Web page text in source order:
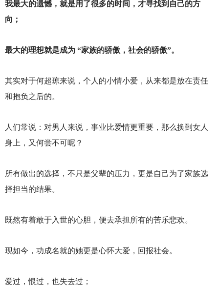
我最大的遗憾，就是用了很多的时间，才寻找到自己的方
向；
最大的理想就是成为 “家族的骄傲，社会的骄傲”。
其实对于何超琼来说，个人的小情小爱，从来都是放在责任
和抱负之后的。
人们常说：对男人来说，事业比爱情更重要，那么换到女人
身上，又何尝不可呢？
所有做出的选择，不只是父辈的压力，更是自己为了家族选
择担当的结果。
既然有着敢于入世的心胆，便去承担所有的苦乐悲欢。
现如今，功成名就的她更是心怀大爱，回报社会。
爱过，恨过，也失去过；